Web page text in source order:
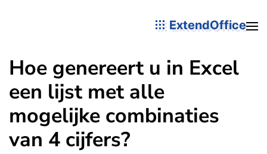
ExtendOffice
Hoe genereert u in Excel
een lijst met alle
mogelijke combinaties
van 4 cijfers?